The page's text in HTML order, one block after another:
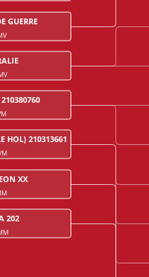
GUERRE
HOL) 210313661
XX
202